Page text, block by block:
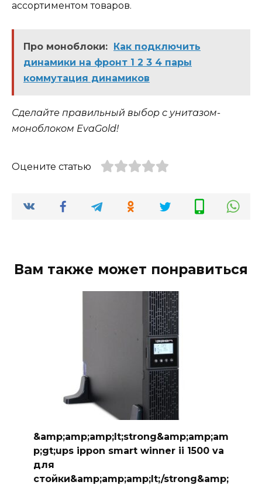
ассортиментом товаров.
Про моноблоки:
Как подключить
динамики на фронт 1 2 3 4 пары
коммутация динамиков
Сделайте правильный выбор с унитазом-
моноблоком EvaGold!
Оцените статью
Вам также может понравиться
&amp;amp;amp;lt;strong&amp;amp;am
p;gt;ups ippon smart winner ii 1500 va
для
стойки&amp;amp;amp;lt;/strong&amp;